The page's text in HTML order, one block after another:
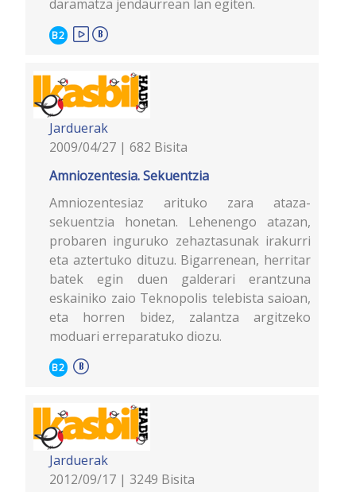
daramatza jendaurrean lan egiten.
B2
Jarduerak
2009/04/27 | 682 Bisita
Amniozentesia. Sekuentzia
Amniozentesiaz arituko zara ataza-
sekuentzia honetan. Lehenengo atazan,
probaren inguruko zehaztasunak irakurri
eta aztertuko dituzu. Bigarrenean, herritar
batek egin duen galderari erantzuna
eskainiko zaio Teknopolis telebista saioan,
eta horren bidez, zalantza argitzeko
moduari erreparatuko diozu.
B2
Jarduerak
2012/09/17 | 3249 Bisita